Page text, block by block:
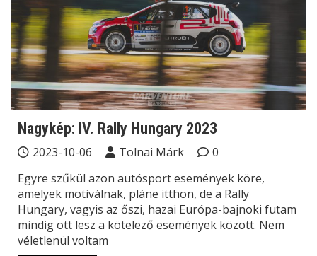
Nagykép: IV. Rally Hungary 2023
2023-10-06 Tolnai Márk
0
Egyre szűkül azon autósport események köre,
amelyek motiválnak, pláne itthon, de a Rally
Hungary, vagyis az őszi, hazai Európa-bajnoki futam
mindig ott lesz a kötelező események között. Nem
véletlenül voltam